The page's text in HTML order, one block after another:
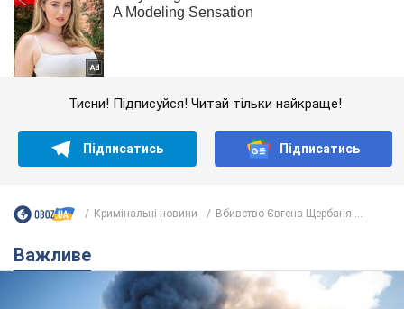
Тисни! Підписуйся! Читай тільки найкраще!
Підписатись Підписатись
Кримінальні новини Вбивство Євгена Щербаня....
Важливе